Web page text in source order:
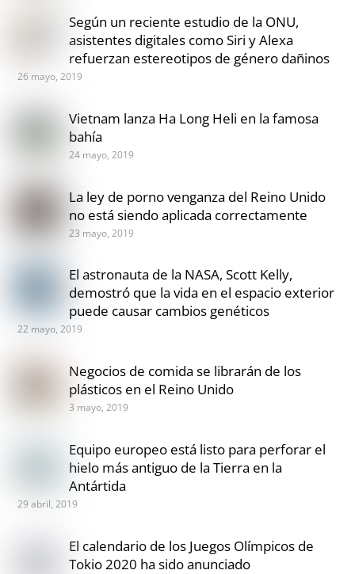
Según un reciente estudio de la ONU,
asistentes digitales como Siri y Alexa
refuerzan estereotipos de género dañinos
26 mayo, 2019
Vietnam lanza Ha Long Heli en la famosa
bahía
24 mayo, 2019
La ley de porno venganza del Reino Unido
no está siendo aplicada correctamente
23 mayo, 2019
El astronauta de la NASA, Scott Kelly,
demostró que la vida en el espacio exterior
puede causar cambios genéticos
22 mayo, 2019
Negocios de comida se librarán de los
plásticos en el Reino Unido
3 mayo, 2019
Equipo europeo está listo para perforar el
hielo más antiguo de la Tierra en la
Antártida
29 abril, 2019
El calendario de los Juegos Olímpicos de
Tokio 2020 ha sido anunciado